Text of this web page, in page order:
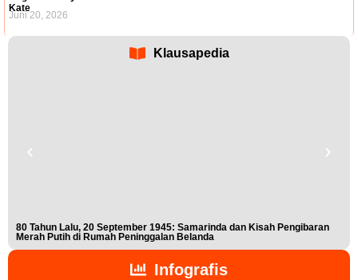
Kate
Juni 20, 2026
Klausapedia
80 Tahun Lalu, 20 September 1945: Samarinda dan Kisah Pengibaran
Merah Putih di Rumah Peninggalan Belanda
Infografis